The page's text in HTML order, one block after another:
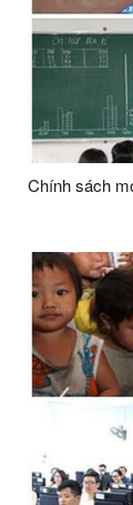
Chính sách